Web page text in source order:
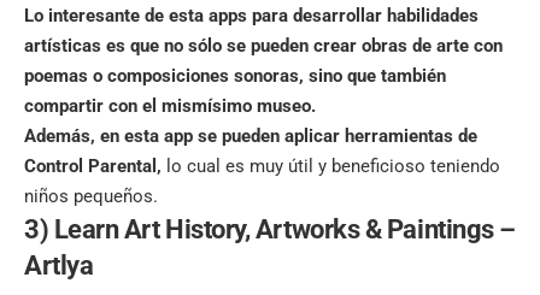
Lo interesante de esta apps para desarrollar habilidades
artísticas es que no sólo se pueden crear obras de arte con
poemas o composiciones sonoras, sino que también
compartir con el mismísimo museo.
Además, en esta app se pueden aplicar herramientas de
Control Parental, lo cual es muy útil y beneficioso teniendo
niños pequeños.
3) Learn Art History, Artworks & Paintings –
Artlya